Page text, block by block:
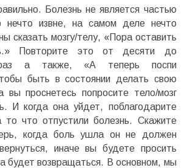
Болезнь не является частью
нечто извне, на самом деле нечто
сказать мозгу/телу, «Пора оставить
Повторите это от десяти до
раз а также, «А теперь поспи
быть в состоянии делать свою
вы проснетесь попросите тело/мозг
И когда она уйдет, поблагодарите
то что отпустили болезнь. Скажите
когда боль ушла он не должен
иначе вы будете просить
будет возвращаться. В основном, мы